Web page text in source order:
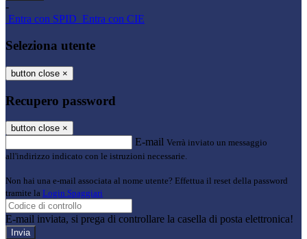
-
Entra con SPID Entra con CIE
Seleziona utente
button close ×
Recupero password
button close ×
E-mail Verrà inviato un messaggio
all'indirizzo indicato con le istruzioni necessarie.
Non hai una e-mail associata al nome utente? Effettua il reset della password
tramite la Login Spaggiari
E-mail inviata, si prega di controllare la casella di posta elettronica!